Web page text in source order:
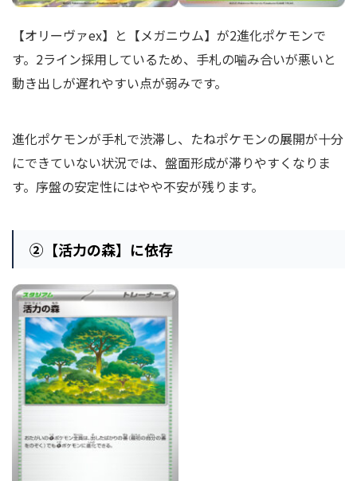
【オリーヴァex】と【メガニウム】が2進化ポケモンで
す。2ライン採用しているため、手札の噛み合いが悪いと
動き出しが遅れやすい点が弱みです。
進化ポケモンが手札で渋滞し、たねポケモンの展開が十分
にできていない状況では、盤面形成が滞りやすくなりま
す。序盤の安定性にはやや不安が残ります。
② 【活力の森】に依存